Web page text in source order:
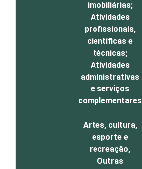
imobiliárias;
Atividades
profissionais,
científicas e
técnicas;
Atividades
administrativas
e serviços
complementares
Artes, cultura,
esporte e
recreação,
Outras